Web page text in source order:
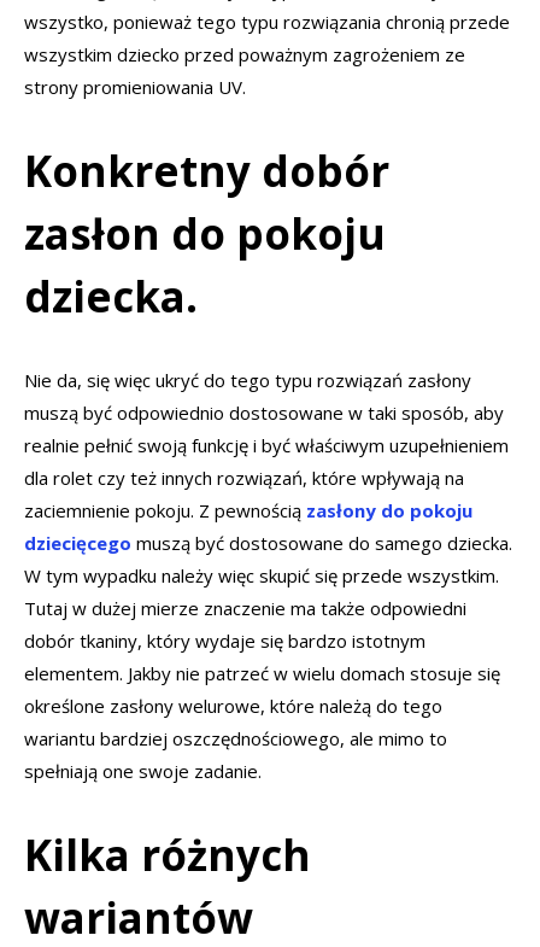
wszystko, ponieważ tego typu rozwiązania chronią przede
wszystkim dziecko przed poważnym zagrożeniem ze
strony promieniowania UV.
Konkretny dobór
zasłon do pokoju
dziecka.
Nie da, się więc ukryć do tego typu rozwiązań zasłony
muszą być odpowiednio dostosowane w taki sposób, aby
realnie pełnić swoją funkcję i być właściwym uzupełnieniem
dla rolet czy też innych rozwiązań, które wpływają na
zaciemnienie pokoju. Z pewnością zasłony do pokoju
dziecięcego muszą być dostosowane do samego dziecka.
W tym wypadku należy więc skupić się przede wszystkim.
Tutaj w dużej mierze znaczenie ma także odpowiedni
dobór tkaniny, który wydaje się bardzo istotnym
elementem. Jakby nie patrzeć w wielu domach stosuje się
określone zasłony welurowe, które należą do tego
wariantu bardziej oszczędnościowego, ale mimo to
spełniają one swoje zadanie.
Kilka różnych
wariantów